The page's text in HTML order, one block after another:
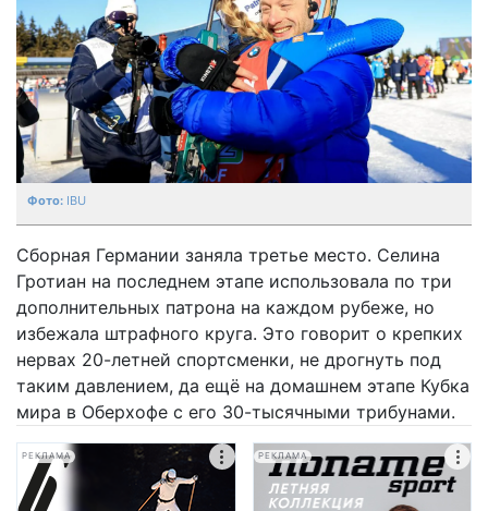
IBU
Сборная Германии заняла третье место. Селина
Гротиан на последнем этапе использовала по три
дополнительных патрона на каждом рубеже, но
избежала штрафного круга. Это говорит о крепких
нервах 20-летней спортсменки, не дрогнуть под
таким давлением, да ещё на домашнем этапе Кубка
мира в Оберхофе с его 30-тысячными трибунами.
РЕКЛАМА РЕКЛАМА